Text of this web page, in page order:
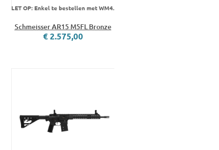
Schmeisser AR15 M5FL Bronze
€ 2.575,00
LET OP: Enkel te bestellen met WM4.